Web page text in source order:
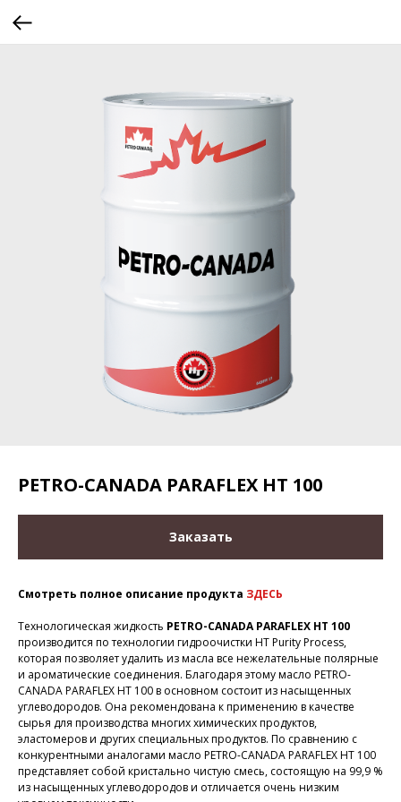
PETRO-CANADA PARAFLEX HT 100
Заказать
Смотреть полное описание продукта ЗДЕСЬ
Технологическая жидкость PETRO-CANADA PARAFLEX HT 100
производится по технологии гидроочистки HT Purity Process,
которая позволяет удалить из масла все нежелательные полярные
и ароматические соединения. Благодаря этому масло PETRO-
CANADA PARAFLEX HT 100 в основном состоит из насыщенных
углеводородов. Она рекомендована к применению в качестве
сырья для производства многих химических продуктов,
эластомеров и других специальных продуктов. По сравнению с
конкурентными аналогами масло PETRO-CANADA PARAFLEX HT 100
представляет собой кристально чистую смесь, состоящую на 99,9 %
из насыщенных углеводородов и отличается очень низким